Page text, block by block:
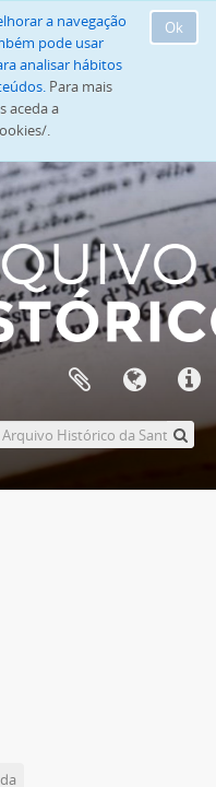
Ok
a navegação
pode usar
analisar hábitos
Para mais
aceda a
.